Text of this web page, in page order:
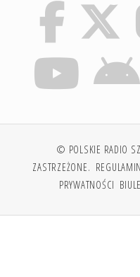
© POLSKIE RADIO
ZASTRZEŻONE.
PRYWATNOŚCI